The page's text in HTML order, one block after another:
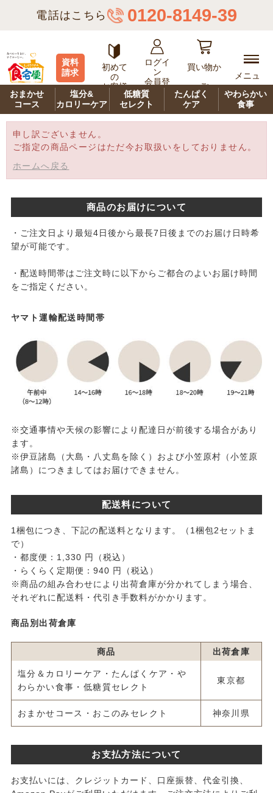
電話はこちら 0120-8149-39
資料
請求
初めて
の
お客様
ログイ
ン
会員登
買い物か
ご
メニュ
ー
おまかせ
コース
塩分&
カロリーケア
低糖質
セレクト
たんぱく
ケア
やわらかい
食事
申し訳ございません。
ご指定の商品ページはただ今お取扱いをしておりません。
ホームへ戻る
商品のお届けについて
・ご注文日より最短4日後から最長7日後までのお届け日時希
望が可能です。
・配送時間帯はご注文時に以下からご都合のよいお届け時間
をご指定ください。
ヤマト運輸配送時間帯
※交通事情や天候の影響により配達日が前後する場合があり
ます。
※伊豆諸島（大島・八丈島を除く）および小笠原村（小笠原
諸島）につきましてはお届けできません。
配送料について
1梱包につき、下記の配送料となります。（1梱包2セットま
で）
・都度便：1,330 円（税込）
・らくらく定期便：940 円（税込）
※商品の組み合わせにより出荷倉庫が分かれてしまう場合、
それぞれに配送料・代引き手数料がかかります。
商品別出荷倉庫
商品 出荷倉庫
塩分＆カロリーケア・たんぱくケア・や
わらかい食事・低糖質セレクト
東京都
おまかせコース・おこのみセレクト 神奈川県
お支払方法について
お支払いには、クレジットカード、口座振替、代金引換、